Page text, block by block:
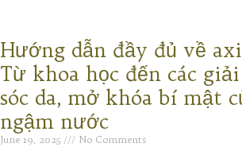
Hướng dẫn đầy đủ về
Từ khoa học đến các
sóc da, mở khóa bí mật
ngậm nước
June 19, 2025 No Comments